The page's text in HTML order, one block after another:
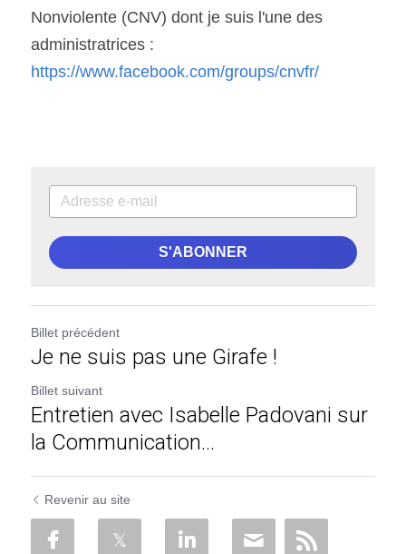
Nonviolente (CNV) dont je suis l'une des
https://www.facebook.com/groups/cnvfr/
S'ABONNER
Billet précédent
Je ne suis pas une Girafe !
Billet suivant
Entretien avec Isabelle Padovani sur
la Communication...
Revenir au site